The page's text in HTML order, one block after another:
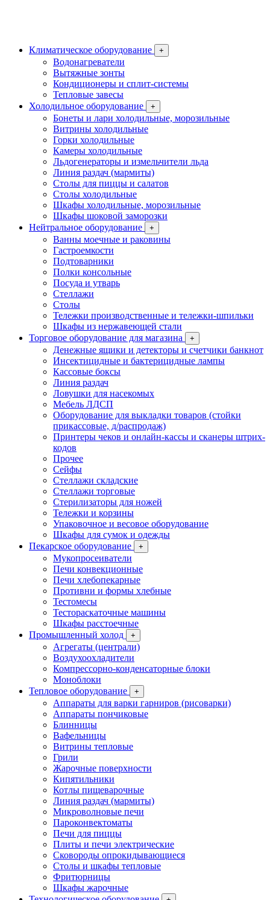
Климатическое оборудование +
Водонагреватели
Вытяжные зонты
Кондиционеры и сплит-системы
Тепловые завесы
Холодильное оборудование
+
Бонеты и лари холодильные, морозильные
Витрины холодильные
Горки холодильные
Камеры холодильные
Льдогенераторы и измельчители льда
Линия раздач (мармиты)
Столы для пиццы и салатов
Столы холодильные
Шкафы холодильные, морозильные
Шкафы шоковой заморозки
Нейтральное оборудование
+
Ванны моечные и раковины
Гастроемкости
Подтоварники
Полки консольные
Посуда и утварь
Стеллажи
Столы
Тележки производственные и тележки-шпильки
Шкафы из нержавеющей стали
Торговое оборудование для магазина
+
Денежные ящики и детекторы и счетчики банкнот
Инсектицидные и бактерицидные лампы
Кассовые боксы
Линия раздач
Ловушки для насекомых
Мебель ЛДСП
Оборудование для выкладки товаров (стойки
прикассовые, д/распродаж)
Принтеры чеков и онлайн-кассы и сканеры штрих-
кодов
Прочее
Сейфы
Стеллажи складские
Стеллажи торговые
Стерилизаторы для ножей
Тележки и корзины
Упаковочное и весовое оборудование
Шкафы для сумок и одежды
Пекарское оборудование
+
Мукопросеиватели
Печи конвекционные
Печи хлебопекарные
Противни и формы хлебные
Тестомесы
Тестораскаточные машины
Шкафы расстоечные
Промышленный холод
+
Агрегаты (централи)
Воздухоохладители
Компрессорно-конденсаторные блоки
Моноблоки
Тепловое оборудование
+
Аппараты для варки гарниров (рисоварки)
Аппараты пончиковые
Блинницы
Вафельницы
Витрины тепловые
Грили
Жарочные поверхности
Кипятильники
Котлы пищеварочные
Линия раздач (мармиты)
Микроволновые печи
Пароконвектоматы
Печи для пиццы
Плиты и печи электрические
Сковороды опрокидывающиеся
Столы и шкафы тепловые
Фритюрницы
Шкафы жарочные